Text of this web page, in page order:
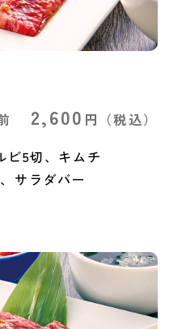
2,600 円 （税込）
ビ5切、キムチ
サラダバー